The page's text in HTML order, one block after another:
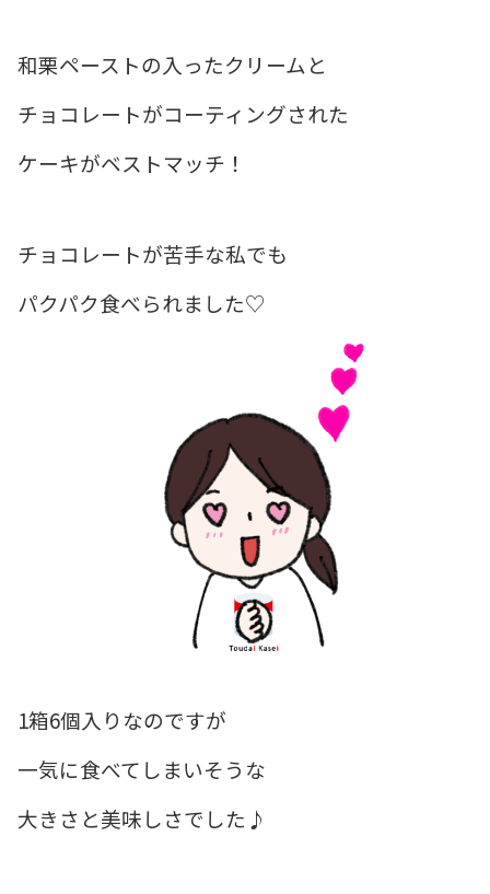
和栗ペーストの入ったクリームと
チョコレートがコーティングされた
ケーキがベストマッチ！
チョコレートが苦手な私でも
パクパク食べられました♡
1箱6個入りなのですが
一気に食べてしまいそうな
大きさと美味しさでした♪